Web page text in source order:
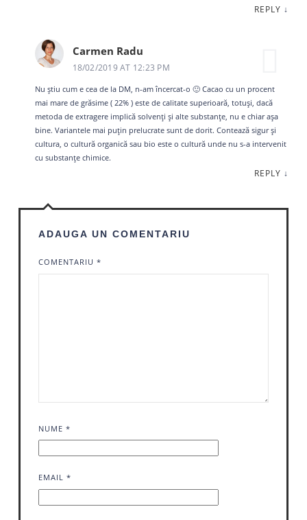
REPLY ↓
Carmen Radu
18/02/2019 AT 12:23 PM
Nu știu cum e cea de la DM, n-am încercat-o 🙂 Cacao cu un procent
mai mare de grăsime ( 22% ) este de calitate superioară, totuși, dacă
metoda de extragere implică solvenți și alte substanțe, nu e chiar așa
bine. Variantele mai puțin prelucrate sunt de dorit. Contează sigur și
cultura, o cultură organică sau bio este o cultură unde nu s-a intervenit
cu substanțe chimice.
REPLY ↓
ADAUGA UN COMENTARIU
COMENTARIU *
NUME *
EMAIL *